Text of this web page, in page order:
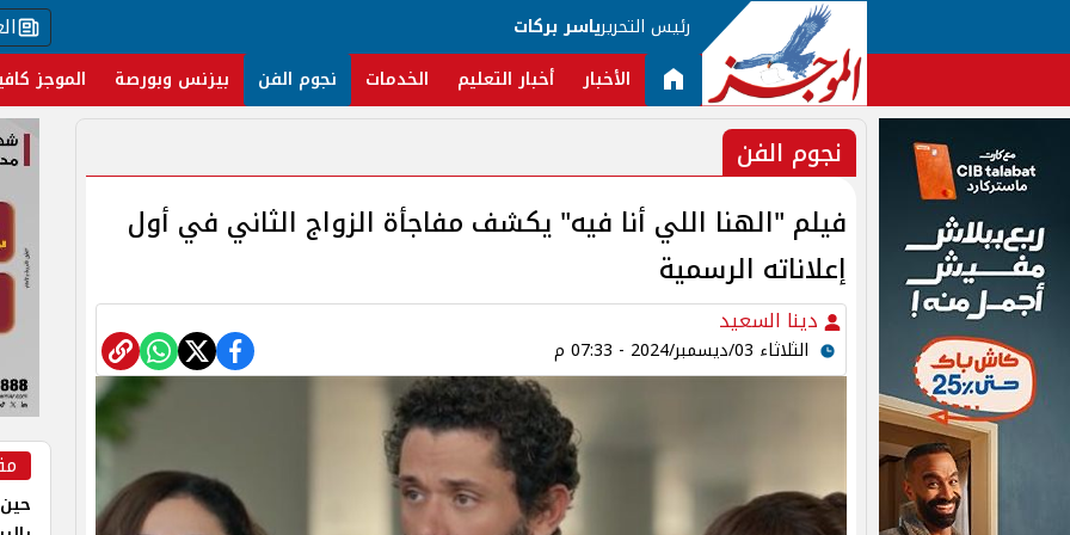
رئيس التحريرياسر بركات
الأخبار أخبار التعليم الخدمات نجوم الفن بيزنس وبورصة الموجز
نجوم الفن
فيلم "الهنا اللي أنا فيه" يكشف مفاجأة الزواج الثاني في أول
إعلاناته الرسمية
دينا السعيد
الثلاثاء 03/ديسمبر/2024 - 07:33 م